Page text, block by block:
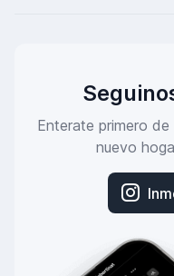
Enterate primero de
nuevo